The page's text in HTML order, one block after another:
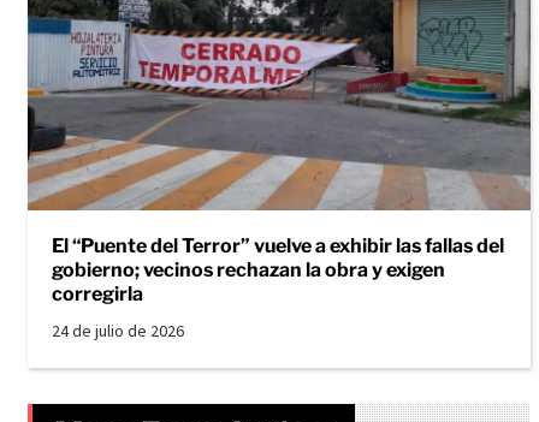
El “Puente del Terror” vuelve a exhibir las fallas del
gobierno; vecinos rechazan la obra y exigen
corregirla
24 de julio de 2026